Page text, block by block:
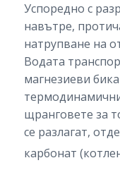
Успоредно с
навътре,
натрупване на
Водата
магнезиеви
щранговете за
се разлагат,
карбонат